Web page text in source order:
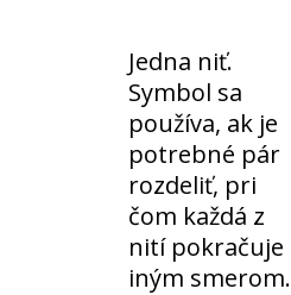
Jedna niť.
Symbol sa
používa, ak je
potrebné pár
rozdeliť, pri
čom každá z
nití pokračuje
iným smerom.